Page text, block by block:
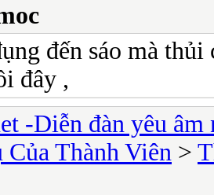
đến sáo mà
đây ,
-Diễn đàn yêu âm
Thành Viên >